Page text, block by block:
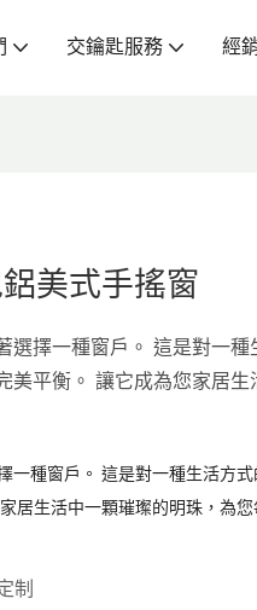
交鑰匙服務 經
美式手搖窗
選擇一種窗戶。 這是對一
美平衡。 讓它成為您家居
一種窗戶。 這是對一種生活方
居生活中一顆璀璨的明珠，為
制